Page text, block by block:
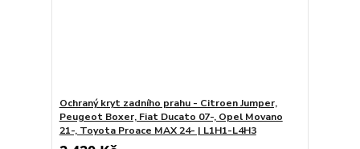
Ochraný kryt zadního prahu - Citroen Jumper,
Peugeot Boxer, Fiat Ducato 07-, Opel Movano
21-, Toyota Proace MAX 24- | L1H1-L4H3